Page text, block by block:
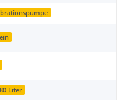
Liter